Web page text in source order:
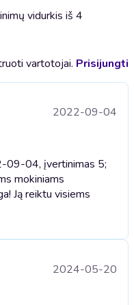
vidurkis iš 4
vartotojai. Prisijungti
2022-09-04
09-04, įvertinimas 5;
mokiniams
Ją reiktu visiems
2024-05-20